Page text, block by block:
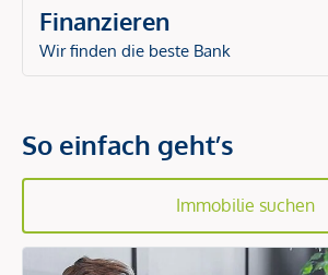
Finanzieren
Wir finden die beste Bank
So einfach geht’s
Immobilie suchen